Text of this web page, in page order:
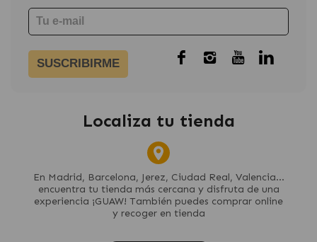
SUSCRIBIRME
Localiza tu tienda
En Madrid, Barcelona, Jerez, Ciudad Real, Valencia...
encuentra tu tienda más cercana y disfruta de una
experiencia ¡GUAW! También puedes comprar online
y recoger en tienda